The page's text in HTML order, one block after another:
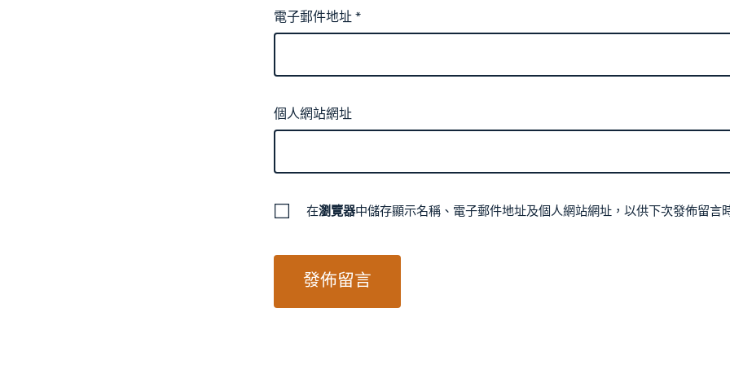
電子郵件地址*
個人網站網址
在瀏覽器中儲存顯示名稱、電子郵件地址及個人網站網址，以供下次發佈留言